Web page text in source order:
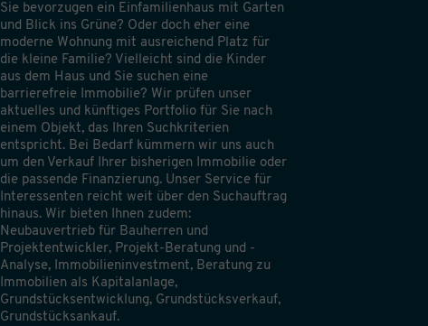
Sie bevorzugen ein Einfamilienhaus mit Garten
und Blick ins Grüne? Oder doch eher eine
moderne Wohnung mit ausreichend Platz für
die kleine Familie? Vielleicht sind die Kinder
aus dem Haus und Sie suchen eine
barrierefreie Immobilie? Wir prüfen unser
aktuelles und künftiges Portfolio für Sie nach
einem Objekt, das Ihren Suchkriterien
entspricht. Bei Bedarf kümmern wir uns auch
um den Verkauf Ihrer bisherigen Immobilie oder
die passende Finanzierung. Unser Service für
Interessenten reicht weit über den Suchauftrag
hinaus. Wir bieten Ihnen zudem:
Neubauvertrieb für Bauherren und
Projektentwickler, Projekt-Beratung und -
Analyse, Immobilieninvestment, Beratung zu
Immobilien als Kapitalanlage,
Grundstücksentwicklung, Grundstücksverkauf,
Grundstücksankauf.